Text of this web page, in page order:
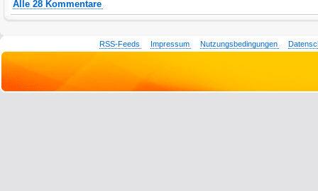
Alle 28 Kommentare
RSS-Feeds Impressum Nutzungsbedingungen